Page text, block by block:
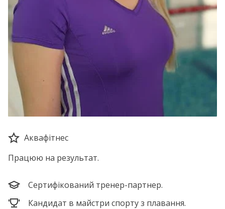
Аквафітнес
Працюю на результат.
Сертифікований тренер-партнер.
Кандидат в майстри спорту з плавання.